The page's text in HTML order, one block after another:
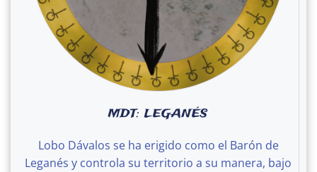
MDT: LEGANÉS
Lobo Dávalos se ha erigido como el Barón de
Leganés y controla su territorio a su manera, bajo